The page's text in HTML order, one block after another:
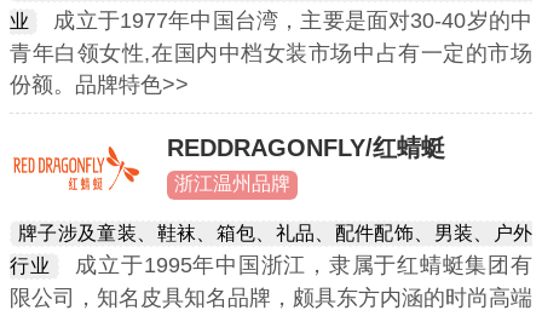
业
成立于1977年中国台湾，主要是面对30-40岁的中
青年白领女性,在国内中档女装市场中占有一定的市场
份额。品牌特色>>
REDDRAGONFLY/红蜻蜓
浙江温州品牌
牌子涉及童装、鞋袜、箱包、礼品、配件配饰、男装、户外
行业
成立于1995年中国浙江，隶属于红蜻蜓集团有
限公司，知名皮具知名品牌，颇具东方内涵的时尚高端